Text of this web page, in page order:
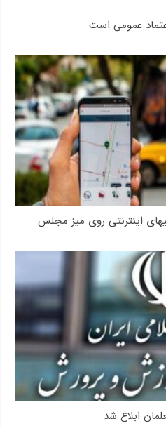
عمومی است
اینترنتی روی میز مجلس
ابلاغ شد